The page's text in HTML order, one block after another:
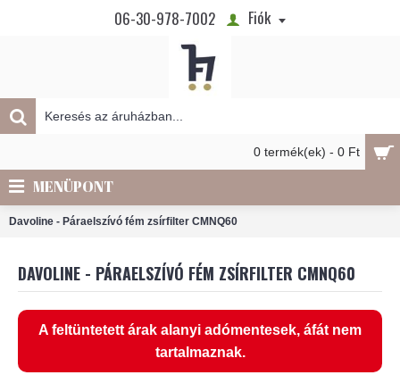
06-30-978-7002 Fiók
0 termék(ek) - 0 Ft
MENÜPONT
Davoline - Páraelszívó fém zsírfilter CMNQ60
DAVOLINE - PÁRAELSZÍVÓ FÉM ZSÍRFILTER CMNQ60
A feltüntetett árak alanyi adómentesek, áfát nem
tartalmaznak.